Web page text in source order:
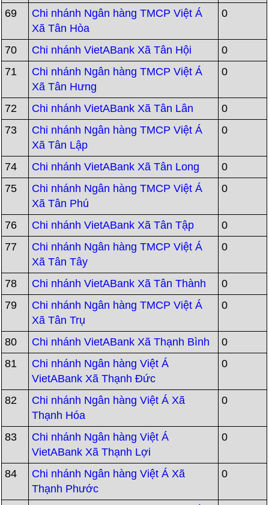
69
Chi nhánh Ngân hàng TMCP Việt Á
Xã Tân Hòa
0
70 Chi nhánh VietABank Xã Tân Hội
0
71
Chi nhánh Ngân hàng TMCP Việt Á
Xã Tân Hưng
0
72 Chi nhánh VietABank Xã Tân Lân
0
73
Chi nhánh Ngân hàng TMCP Việt Á
Xã Tân Lập
0
74 Chi nhánh VietABank Xã Tân Long
0
75
Chi nhánh Ngân hàng TMCP Việt Á
Xã Tân Phú
0
76 Chi nhánh VietABank Xã Tân Tập
0
77
Chi nhánh Ngân hàng TMCP Việt Á
Xã Tân Tây
0
78 Chi nhánh VietABank Xã Tân Thành
0
79
Chi nhánh Ngân hàng TMCP Việt Á
Xã Tân Trụ
0
80 Chi nhánh VietABank Xã Thạnh Bình
0
81
Chi nhánh Ngân hàng Việt Á
VietABank Xã Thạnh Đức
0
82
Chi nhánh Ngân hàng Việt Á Xã
Thạnh Hóa
0
83
Chi nhánh Ngân hàng Việt Á
VietABank Xã Thạnh Lợi
0
84
Chi nhánh Ngân hàng Việt Á Xã
Thạnh Phước
0